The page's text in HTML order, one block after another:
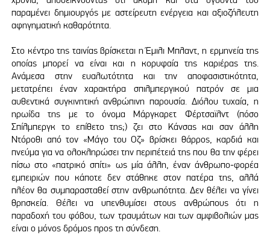
παραμένει δημιουργός με αστείρευτη ενέργεια και αξιοζήλευτη
αφηγηματική καθαρότητα.
Στο κέντρο της ταινίας βρίσκεται η Έμιλι Μπλαντ, η ερμηνεία της
οποίας μπορεί να είναι και η κορυφαία της καριέρας της.
Ανάμεσα στην ευαλωτότητα και την αποφασιστικότητα,
μετατρέπει έναν χαρακτήρα σπιλμπεργικού πατρόν σε μια
αυθεντικά συγκινητική ανθρώπινη παρουσία. Διόλου τυχαία, η
ηρωίδα της με το όνομα Μάργκαρετ Φέρτσαϊλντ (πόσο
Σπίλμπεργκ το επίθετο της;) ζει στο Κάνσας και σαν άλλη
Ντόροθι από τον «Μάγο του Οζ» βρίσκει θάρρος, καρδιά και
πνεύμα για να ολοκληρώσει την περιπέτειά της που θα την φέρει
πίσω στο «πατρικό σπίτι» ως μία άλλη, έναν άνθρωπο-φορέα
εμπειριών που κάποτε δεν στάθηκε στον πατέρα της, αλλά
πλέον θα συμπαρασταθεί στην ανθρωπότητα. Δεν θέλει να γίνει
θρησκεία. Θέλει να υπενθυμίσει στους ανθρώπους ότι η
παραδοχή του φόβου, των τραυμάτων και των αμφιβολιών μας
είναι ο μόνος δρόμος προς τη σύνδεση.